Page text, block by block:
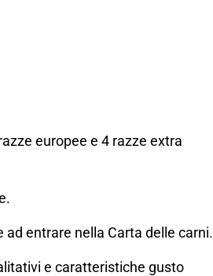
europee e 4 razze extra
entrare nella Carta delle carni.
e caratteristiche gusto